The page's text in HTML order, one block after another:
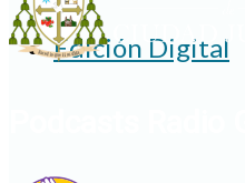
Edición Digital